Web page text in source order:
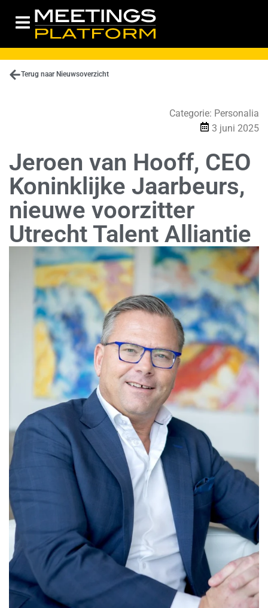
Terug naar Nieuwsoverzicht
Categorie: Personalia
3 juni 2025
Jeroen van Hooff, CEO
Koninklijke Jaarbeurs,
nieuwe voorzitter
Utrecht Talent Alliantie